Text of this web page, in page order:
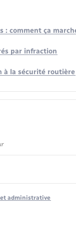
: comment ça
par infraction
à la sécurité routière
administrative